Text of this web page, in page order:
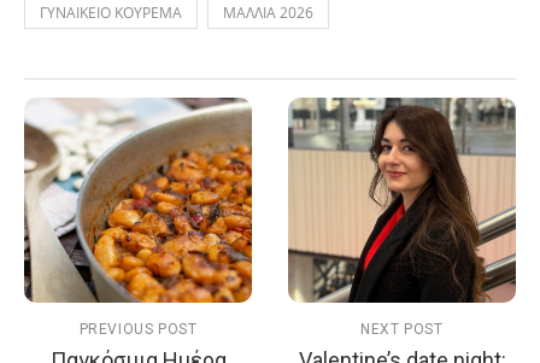
ΓΥΝΑΙΚΕΙΟ ΚΟΥΡΕΜΑ ΜΑΛΛΙΑ 2026
PREVIOUS POST NEXT POST